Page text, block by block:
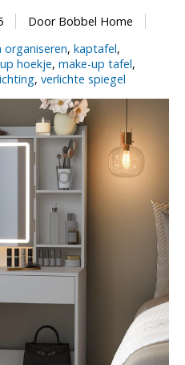
Door Bobbel Home
, kaptafel,
hoekje, make-up tafel,
, verlichte spiegel